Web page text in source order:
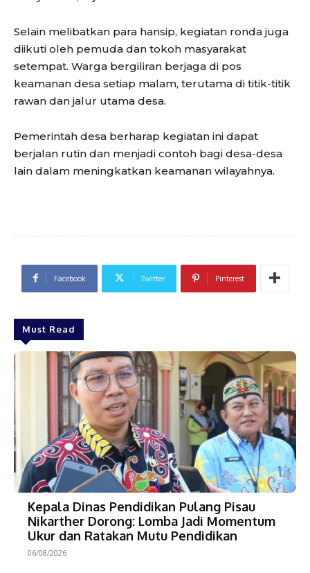
Selain melibatkan para hansip, kegiatan ronda juga
diikuti oleh pemuda dan tokoh masyarakat
setempat. Warga bergiliran berjaga di pos
keamanan desa setiap malam, terutama di titik-titik
rawan dan jalur utama desa.
Pemerintah desa berharap kegiatan ini dapat
berjalan rutin dan menjadi contoh bagi desa-desa
lain dalam meningkatkan keamanan wilayahnya.
Facebook Twitter Pinterest
Must Read
Kepala Dinas Pendidikan Pulang Pisau
Nikarther Dorong: Lomba Jadi Momentum
Ukur dan Ratakan Mutu Pendidikan
06/08/2026